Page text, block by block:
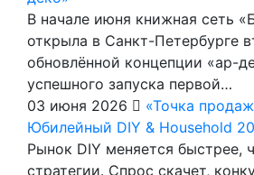
В начале июня книжная сеть
открыла в Санкт-Петербурге
обновлённой концепции «ар-
успешного запуска первой…
03 июня 2026
«Точка
Юбилейный DIY & Household
Рынок DIY меняется быстрее,
стратегии. Спрос скачет,